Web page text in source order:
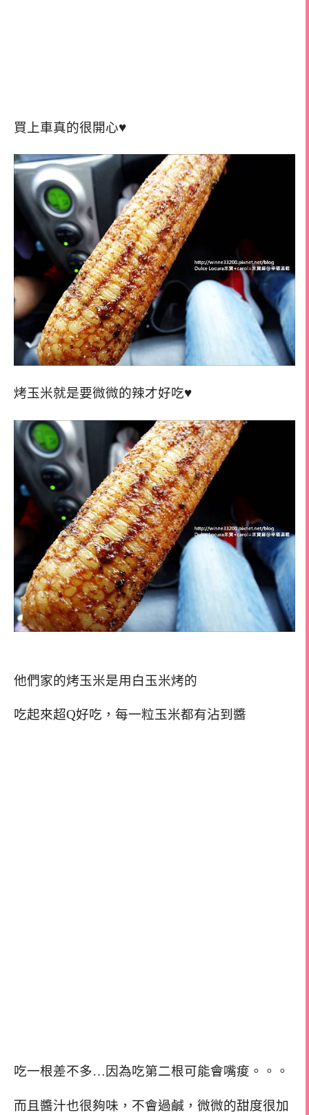
買上車真的很開心♥
烤玉米就是要微微的辣才好吃♥
他們家的烤玉米是用白玉米烤的
吃起來超Q好吃，每一粒玉米都有沾到醬
吃一根差不多…因為吃第二根可能會嘴痠。。。
而且醬汁也很夠味，不會過鹹，微微的甜度很加